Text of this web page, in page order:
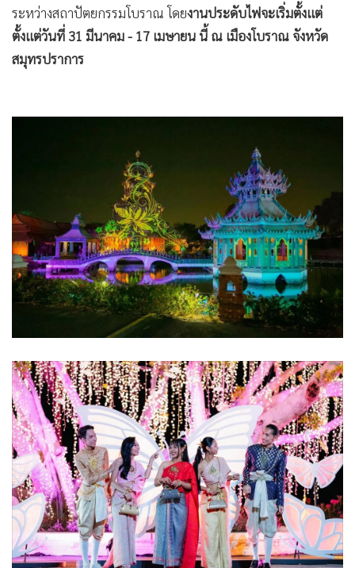
ระหว่างสถาปัตยกรรมโบราณ โดยงานประดับไฟจะเริ่มตั้งแต่
ตั้งแต่วันที่ 31 มีนาคม - 17 เมษายน นี้ ณ เมืองโบราณ จังหวัด
สมุทรปราการ